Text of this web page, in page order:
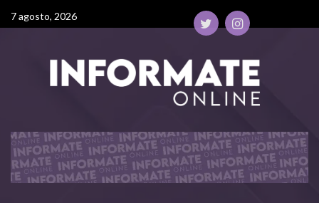
7 agosto, 2026